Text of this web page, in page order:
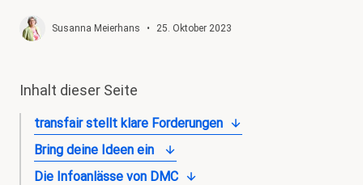
Susanna Meierhans • 25. Oktober 2023
Inhalt dieser Seite
transfair stellt klare Forderungen
Bring deine Ideen ein
Die Infoanlässe von DMC